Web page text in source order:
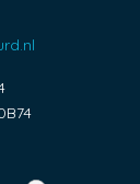
voor